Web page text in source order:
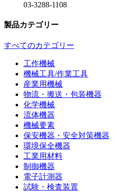
03-3288-1108
製品カテゴリー
すべてのカテゴリー
工作機械
機械工具/作業工具
産業用機械
物流・搬送・包装機器
化学機械
流体機器
機械要素
保安機器・安全対策機器
環境保全機器
工業用材料
制御機器
電子計測器
試験・検査装置